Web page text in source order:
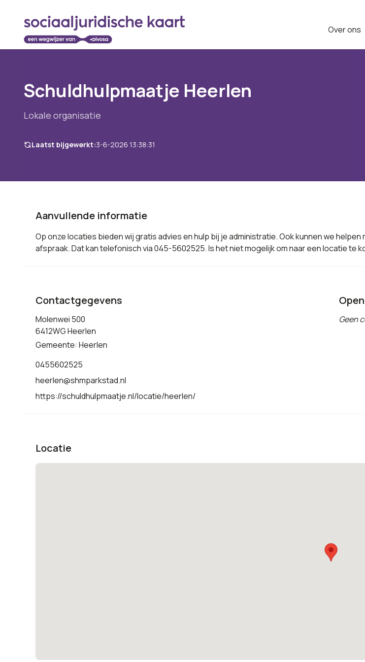
Over ons
Schuldhulpmaatje Heerlen
Lokale organisatie
Laatst bijgewerkt:3-6-2026 13:38:31
Aanvullende informatie
Op onze locaties bieden wij gratis advies en hulp bij je administratie. Ook kunnen we
afspraak. Dat kan telefonisch via 045-5602525. Is het niet mogelijk om naar een locatie te
Contactgegevens
Molenwei 500
6412WG Heerlen
Gemeente: Heerlen
0455602525
heerlen@shmparkstad.nl
https://schuldhulpmaatje.nl/locatie/heerlen/
Geen
Locatie